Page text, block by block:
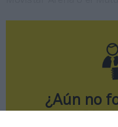
¿Aún no